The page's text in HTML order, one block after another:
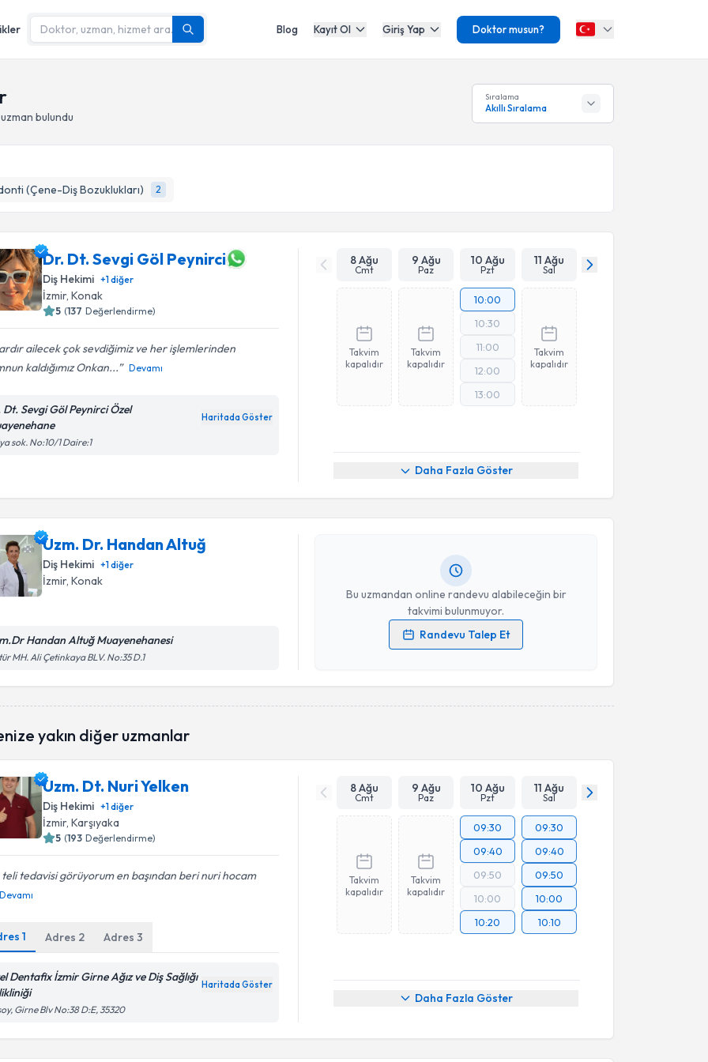
Blog Kayıt Ol Giriş Yap Doktor musun?
bulundu
Sıralama
Akıllı Sıralama
(Çene-Diş Bozuklukları) 2
Dr. Dt. Sevgi Göl Peynirci
Diş Hekimi +1diğer
İzmir, Konak
5 (137 Değerlendirme)
ailecek çok sevdiğimiz ve her işlemlerinden
kaldığımız Onkan...
Devamı
Dt. Sevgi Göl Peynirci Özel
Haritada Göster
sok. No:10/1 Daire:1
8 Ağu
Cmt
9 Ağu
Paz
10 Ağu
Pzt
11 Ağu
Sal
Takvim
kapalıdır
Takvim
kapalıdır
10:00
10:30
11:00
12:00
13:00
Takvim
kapalıdır
Daha Fazla Göster
Uzm. Dr. Handan Altuğ
Diş Hekimi +1diğer
İzmir, Konak
Handan Altuğ Muayenehanesi
MH. Ali Çetinkaya BLV. No:35 D.1
Bu uzmandan online randevu alabileceğin bir
takvimi bulunmuyor.
Randevu Talep Et
Randevu Takvimi Talebi
Kişisel verilerimin işlenmesine ilişkinAydınlatma Metni
yakın diğer uzmanlar
Uzm. Dt. Nuri Yelken
Diş Hekimi +1diğer
İzmir, Karşıyaka
5 (193 Değerlendirme)
teli tedavisi görüyorum en başından beri nuri hocam
Devamı
1 Adres 2 Adres3
Dentafix İzmir Girne Ağız ve Diş Sağlığı
Haritada Göster
Girne Blv No:38 D:E, 35320
8 Ağu
Cmt
9 Ağu
Paz
10 Ağu
Pzt
11 Ağu
Sal
Takvim
kapalıdır
Takvim
kapalıdır
09:30
09:40
09:50
10:00
10:20
09:30
09:40
09:50
10:00
10:10
Daha Fazla Göster
Randevu Takvimi Talebi
Uzm. Dt. Ece Çavdariçin randevu takvimi talebi oluşturun. Size